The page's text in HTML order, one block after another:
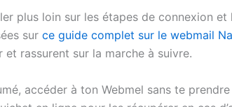
plus loin sur les étapes de connexion
sur ce guide complet sur le webmail
et rassurent sur la marche à suivre.
accéder à ton Webmel sans te